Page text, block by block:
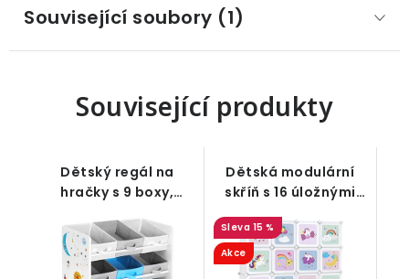
Související soubory (1)
Související produkty
Dětský regál na
hračky s 9 boxy,
Dětská modulární
skříň s 16 úložnými
boxy, motiv
jednorožci
15 %
Akce